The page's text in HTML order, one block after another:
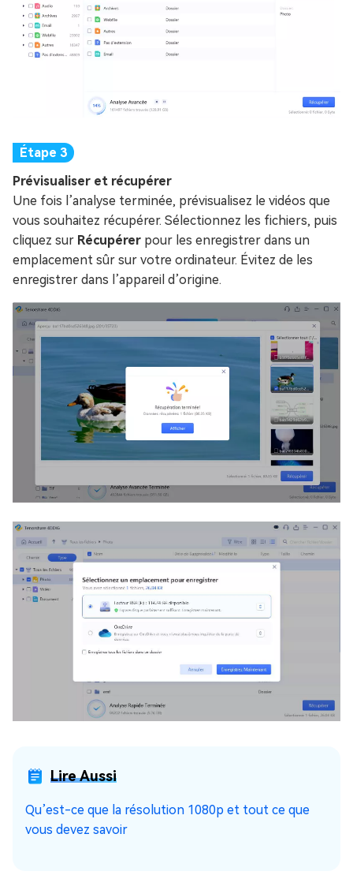
Prévisualiser et récupérer
Une fois l’analyse terminée, prévisualisez le vidéos que
vous souhaitez récupérer. Sélectionnez les fichiers, puis
cliquez sur Récupérer pour les enregistrer dans un
emplacement sûr sur votre ordinateur. Évitez de les
enregistrer dans l’appareil d’origine.
Lire Aussi
Qu’est-ce que la résolution 1080p et tout ce que
vous devez savoir